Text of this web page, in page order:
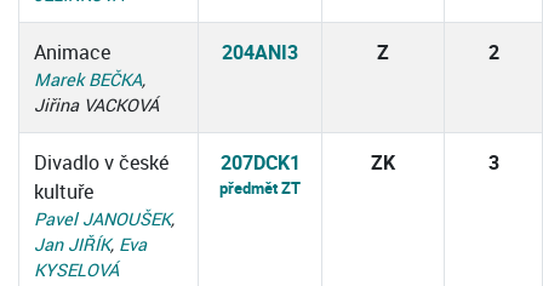
Animace
Marek BEČKA,
Jiřina VACKOVÁ
204ANI3 Z 2
Divadlo v české
kultuře
Pavel JANOUŠEK,
Jan JIŘÍK, Eva
KYSELOVÁ
207DCK1
předmět ZT
ZK 3